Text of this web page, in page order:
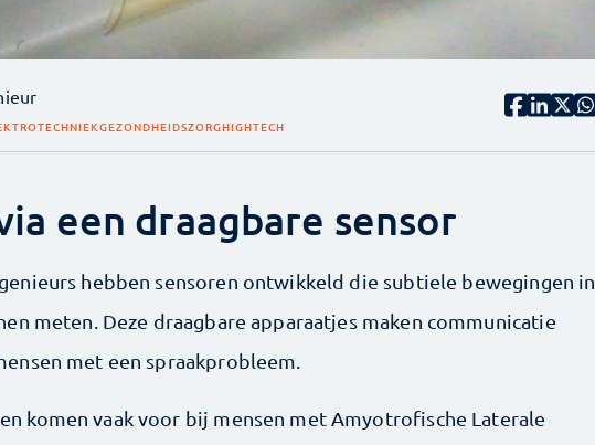
GEZONDHEIDSZORGHIGHTECH
een draagbare sensor
hebben sensoren ontwikkeld die subtiele bewegingen in
meten. Deze draagbare apparaatjes maken communicatie
met een spraakprobleem.
komen vaak voor bij mensen met Amyotrofische Laterale